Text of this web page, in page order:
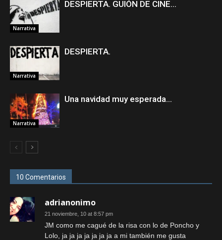
Narrativa
DESPIERTA. GUIÓN DE CINE…
Narrativa
DESPIERTA.
Narrativa
Una navidad muy esperada…
10 Comentarios
adrianonimo
21 noviembre, 10 at 8:57 pm
JM como me cagué de la risa con lo de Poncho y
Lolo, ja ja ja ja ja ja ja a mi también me gusta